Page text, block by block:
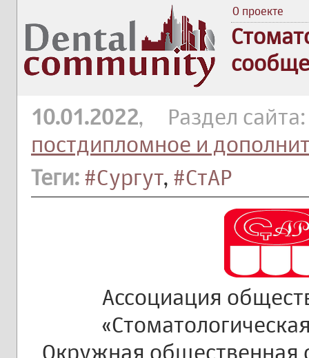
О проекте
10.01.2022, Раздел
постдипломное и
Теги: #Сургут, #СтАР
Ассоциация
Окружная общественная